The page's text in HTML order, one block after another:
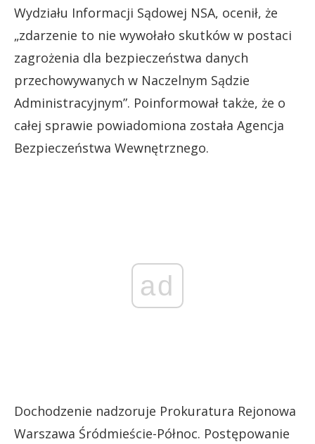
Wydziału Informacji Sądowej NSA, ocenił, że
„zdarzenie to nie wywołało skutków w postaci
zagrożenia dla bezpieczeństwa danych
przechowywanych w Naczelnym Sądzie
Administracyjnym”. Poinformował także, że o
całej sprawie powiadomiona została Agencja
Bezpieczeństwa Wewnętrznego.
ad
Dochodzenie nadzoruje Prokuratura Rejonowa
Warszawa Śródmieście-Północ. Postępowanie